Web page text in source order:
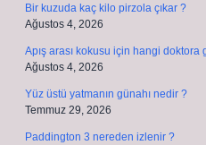
Bir kuzuda kaç kilo pirzola çıkar ?
Ağustos 4, 2026
Apış arası kokusu için hangi doktora
Ağustos 4, 2026
Yüz üstü yatmanın günahı nedir ?
Temmuz 29, 2026
Paddington 3 nereden izlenir ?